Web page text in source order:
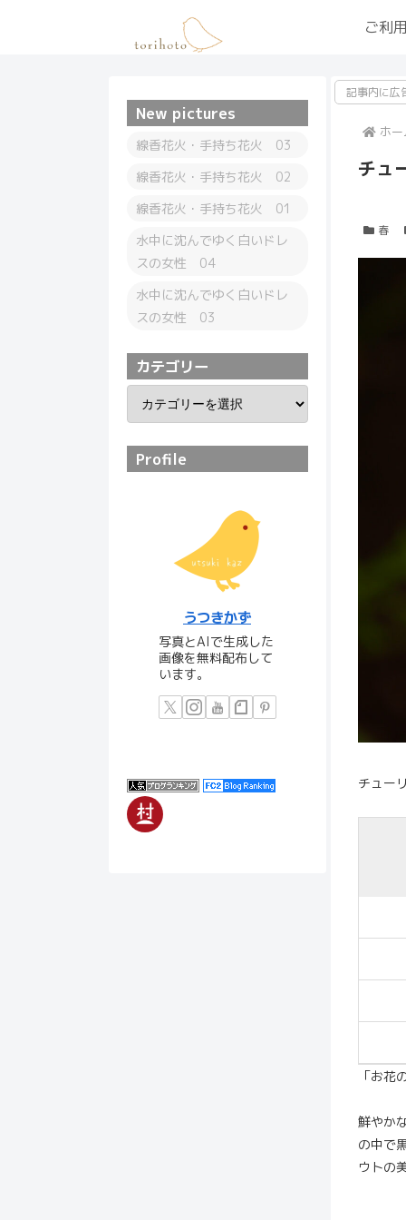
ご利
記事内に広
ホ
チュ
春
チュ
「お
鮮やか
の中で
ウトの
New pictures
線香花火・手持ち花火 03
線香花火・手持ち花火 02
線香花火・手持ち花火 01
水中に沈んでゆく白いドレ
スの女性 04
水中に沈んでゆく白いドレ
スの女性 03
カテゴリー
Profile
うつきかず
写真とAIで生成した
画像を無料配布して
います。